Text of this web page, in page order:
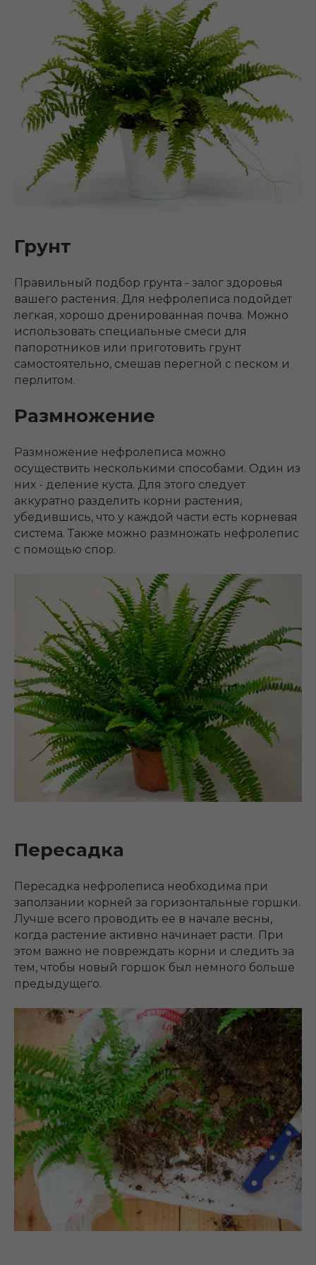
Грунт
Правильный подбор грунта - залог здоровья
вашего растения. Для нефролеписа подойдет
легкая, хорошо дренированная почва. Можно
использовать специальные смеси для
папоротников или приготовить грунт
самостоятельно, смешав перегной с песком и
перлитом.
Размножение
Размножение нефролеписа можно
осуществить несколькими способами. Один из
них - деление куста. Для этого следует
аккуратно разделить корни растения,
убедившись, что у каждой части есть корневая
система. Также можно размножать нефролепис
с помощью спор.
Пересадка
Пересадка нефролеписа необходима при
заползании корней за горизонтальные горшки.
Лучше всего проводить ее в начале весны,
когда растение активно начинает расти. При
этом важно не повреждать корни и следить за
тем, чтобы новый горшок был немного больше
предыдущего.